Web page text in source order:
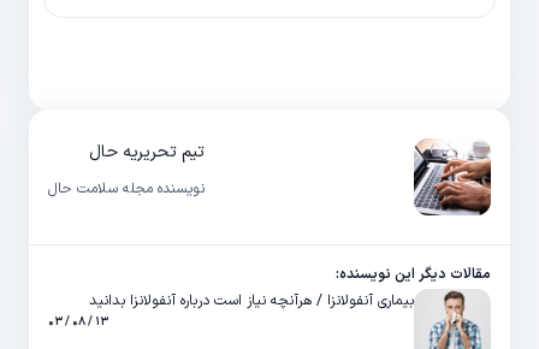
تیم تحریریه حال
نویسنده مجله سلامت حال
مقالات دیگر این نویسنده:
بیماری آنفولانزا / هرآنچه نیاز است درباره آنفولانزا بدانید
۱۳ / ۰۸ / ۰۳